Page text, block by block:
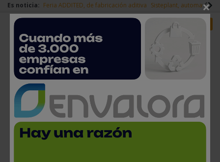
Es noticia: Feria ADDITED, de fabricación aditiva Sisteplant,
Redes Sociales Login empresas
La pinza Gecko Gripper de
OnRobot, premio en la categoría
×